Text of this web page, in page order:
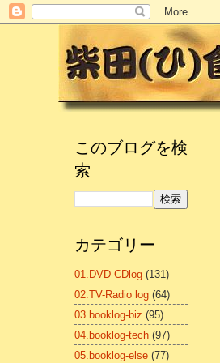
このブログを検
索
カテゴリー
01.DVD-CDlog (131)
02.TV-Radio log (64)
03.booklog-biz (95)
04.booklog-tech (97)
05.booklog-else (77)